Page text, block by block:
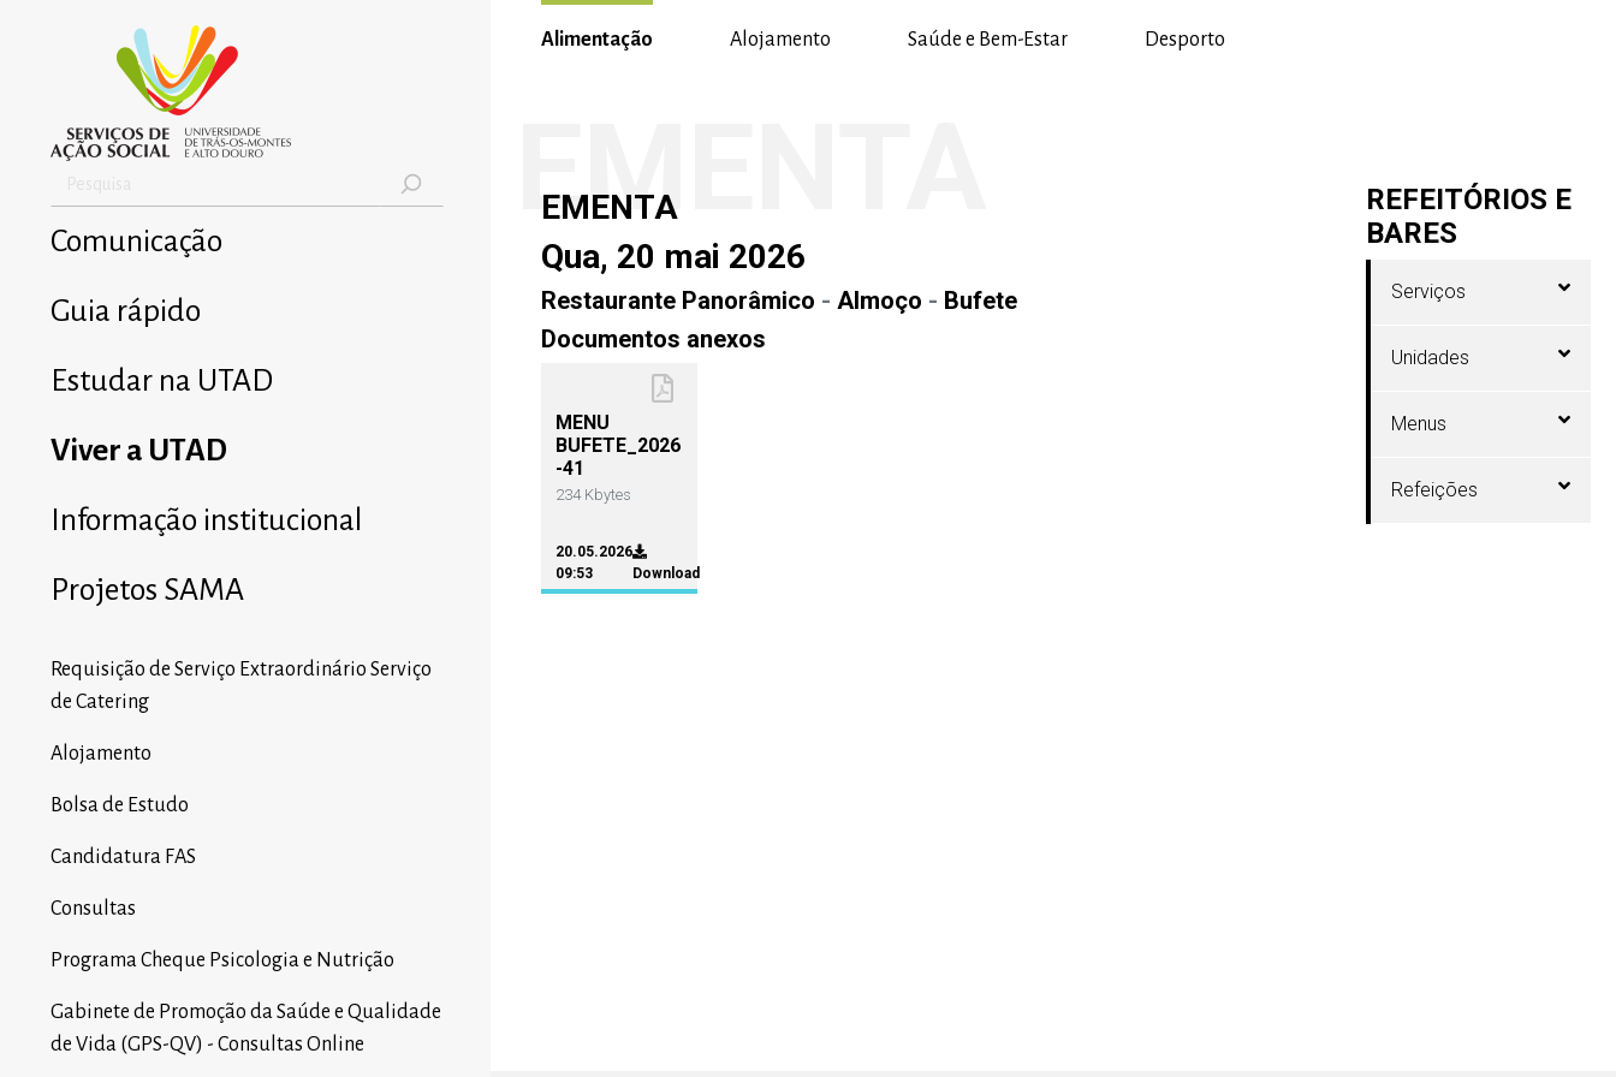
Comunicação
Guia rápido
Estudar na UTAD
Viver a UTAD
Informação institucional
Projetos SAMA
Requisição de Serviço Extraordinário Serviço
de Catering
Alojamento
Bolsa de Estudo
Candidatura FAS
Consultas
Programa Cheque Psicologia e Nutrição
Gabinete de Promoção da Saúde e Qualidade
de Vida (GPS-QV) - Consultas Online
Alimentação Alojamento Saúde e Bem-Estar Desporto
EMENTA
EMENTA
Qua, 20 mai 2026
Restaurante Panorâmico - Almoço - Bufete
Documentos anexos
MENU
BUFETE_2026
-41
234 Kbytes
20.05.2026
09:53
Download
REFEITÓRIOS E
BARES
Serviços
Unidades
Menus
Refeições